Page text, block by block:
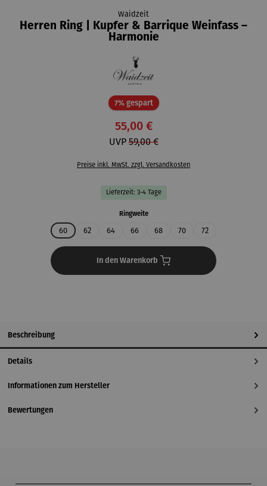
Waidzeit
Herren Ring | Kupfer & Barrique Weinfass –
Harmonie
7% gespartRabatt
55,00 €
UVP59,00 €
Preise inkl. MwSt. zzgl. Versandkosten
Lieferzeit: 3-4 Tage
Ringweiteauswählen
60 62 64 66 68 70 72
In den Warenkorb
Beschreibung
Details
Informationen zum Hersteller
Bewertungen